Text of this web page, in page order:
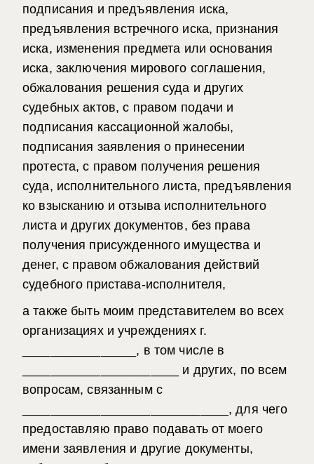
подписания и предъявления иска,
предъявления встречного иска, признания
иска, изменения предмета или основания
иска, заключения мирового соглашения,
обжалования решения суда и других
судебных актов, с правом подачи и
подписания кассационной жалобы,
подписания заявления о принесении
протеста, с правом получения решения
суда, исполнительного листа, предъявления
ко взысканию и отзыва исполнительного
листа и других документов, без права
получения присужденного имущества и
денег, с правом обжалования действий
судебного пристава-исполнителя,
а также быть моим представителем во всех
организациях и учреждениях г.
________________, в том числе в
______________________ и других, по всем
вопросам, связанным с
_____________________________, для чего
предоставляю право подавать от моего
имени заявления и другие документы,